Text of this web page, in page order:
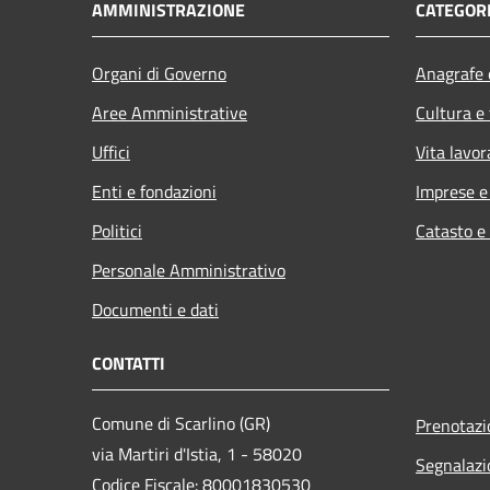
AMMINISTRAZIONE
Organi di Governo
Aree Amministrative
Uffici
Enti e fondazioni
Politici
Personale Amministrativo
Documenti e dati
Cultura
Vita
Imprese
Catasto
CONTATTI
Comune di Scarlino (GR)
via Martiri d'Istia, 1 - 58020
Codice Fiscale: 80001830530